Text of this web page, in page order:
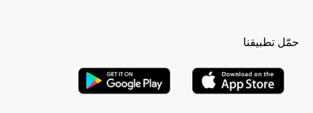
حمّل تطبيقنا